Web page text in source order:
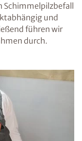
und
führen wir
durch.